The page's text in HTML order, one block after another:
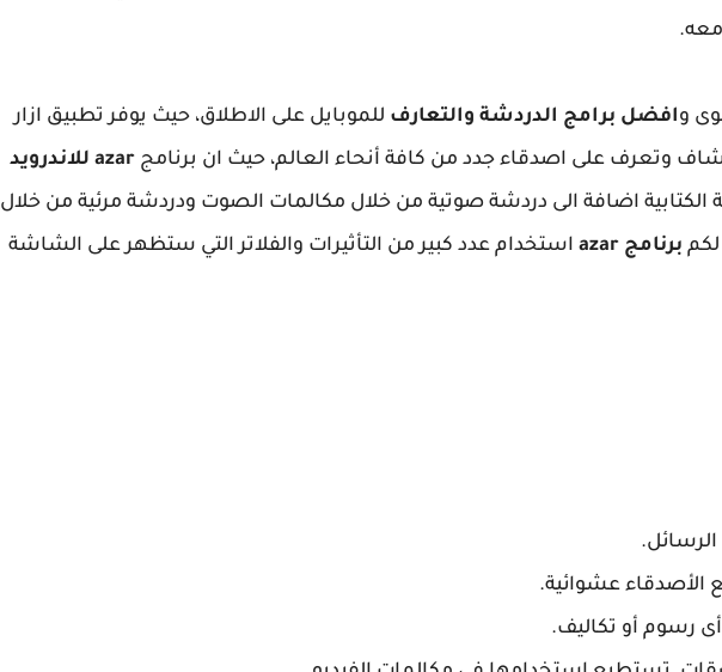
وافضل برامج الدردشة والتعارف للموبايل على الاطلاق، حيث يوفر تطبيق ازار
وتعرف على اصدقاء جدد من كافة أنحاء العالم، حيث ان برنامج azar للاندرويد
الكتابية اضافة الى دردشة صوتية من خلال مكالمات الصوت ودردشة مرئية من خلال
لكم برنامج azar
استخدام عدد كبير من التأثيرات والفلاتر التي ستظهر على الشاشة